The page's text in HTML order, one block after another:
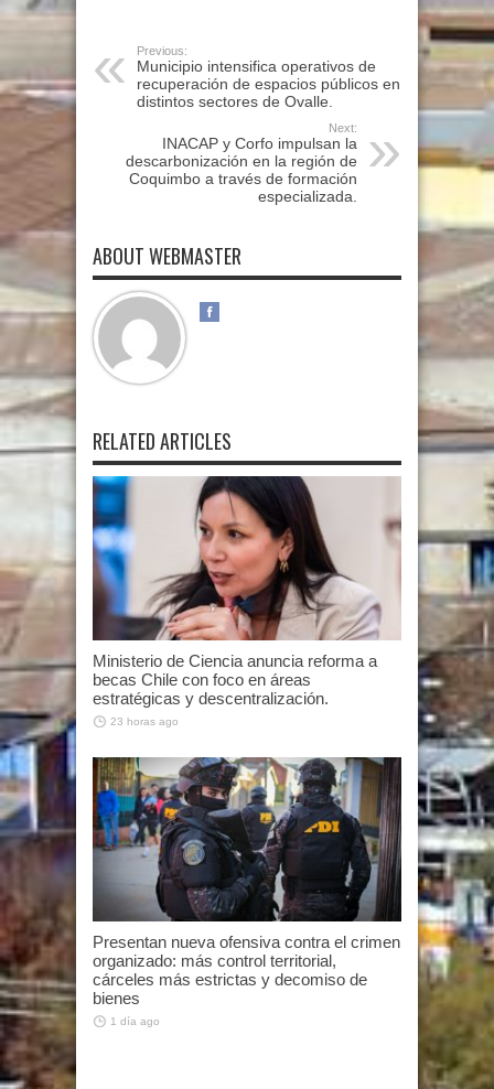
Previous:
Municipio intensifica operativos de
recuperación de espacios públicos en
distintos sectores de Ovalle.
Next:
INACAP y Corfo impulsan la
descarbonización en la región de
Coquimbo a través de formación
especializada.
ABOUT WEBMASTER
RELATED ARTICLES
Ministerio de Ciencia anuncia reforma a
becas Chile con foco en áreas
estratégicas y descentralización.
23 horas ago
Presentan nueva ofensiva contra el crimen
organizado: más control territorial,
cárceles más estrictas y decomiso de
bienes
1 día ago